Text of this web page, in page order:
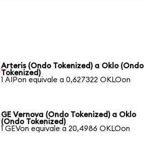
Arteris (Ondo Tokenized) a Oklo (Ondo
Tokenized)
1 AIPon equivale a 0,627322 OKLOon
GE Vernova (Ondo Tokenized) a Oklo
(Ondo Tokenized)
1 GEVon equivale a 20,4986 OKLOon